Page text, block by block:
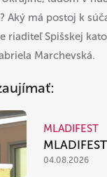
Aký má postoj k
riaditeľ Spišskej
Marchevská.
MLADIFEST
04.08.2026